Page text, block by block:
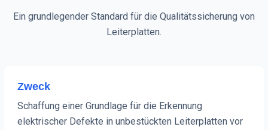
Ein grundlegender Standard für die Qualitätssicherung von
Leiterplatten.
Zweck
Schaffung einer Grundlage für die Erkennung
elektrischer Defekte in unbestückten Leiterplatten vor